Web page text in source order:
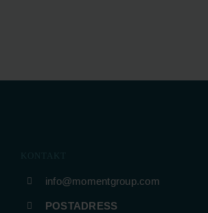
info@momentgroup.com
POSTADRESS